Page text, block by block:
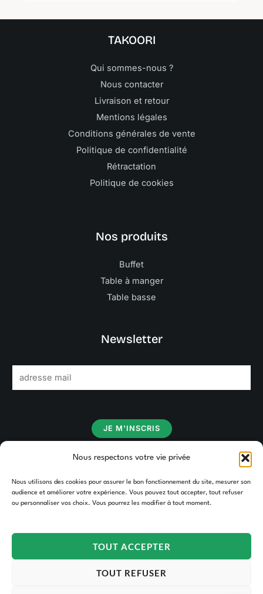
Nous respectons votre vie privée
Nous utilisons des cookies pour assurer le bon fonctionnement du site, mesurer son
audience et améliorer votre expérience. Vous pouvez tout accepter, tout refuser
ou personnaliser vos choix. Vous pourrez les modifier à tout moment.
TOUT ACCEPTER
TOUT REFUSER
TAKOORI
Qui sommes-nous ?
Nous contacter
Livraison et retour
Mentions légales
Conditions générales de vente
Politique de confidentialité
Rétractation
Politique de cookies
Nos produits
Buffet
Table à manger
Table basse
Newsletter
m
JE M'INSCRIS